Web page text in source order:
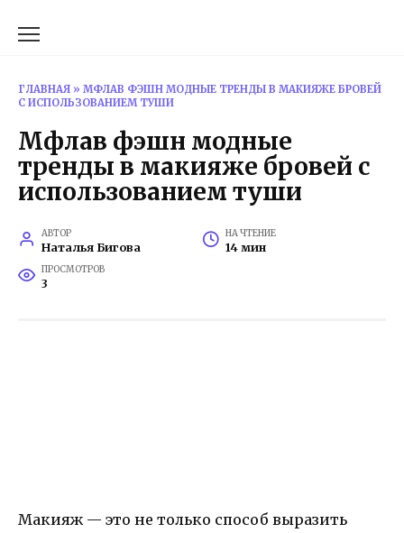
ГЛАВНАЯ » МФЛАВ ФЭШН МОДНЫЕ ТРЕНДЫ В МАКИЯЖЕ БРОВЕЙ
С ИСПОЛЬЗОВАНИЕМ ТУШИ
Мфлав фэшн модные
тренды в макияже бровей с
использованием туши
АВТОР
Наталья Бигова
НА ЧТЕНИЕ
14 мин
ПРОСМОТРОВ
3
Макияж — это не только способ выразить